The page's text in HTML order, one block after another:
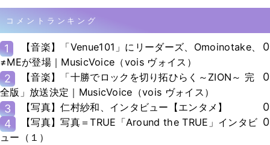
コメントランキング
1
【音楽】「Venue101」にリーダーズ、Omoinotake、
≠MEが登場｜MusicVoice（vois ヴォイス）
0
2
【音楽】「十勝でロックを切り拓ひらく～ZION～ 完
全版」放送決定｜MusicVoice（vois ヴォイス）
0
3 【写真】仁村紗和、インタビュー【エンタメ】
0
4
【写真】写真＝TRUE「Around the TRUE」インタビ
ュー（１）
0